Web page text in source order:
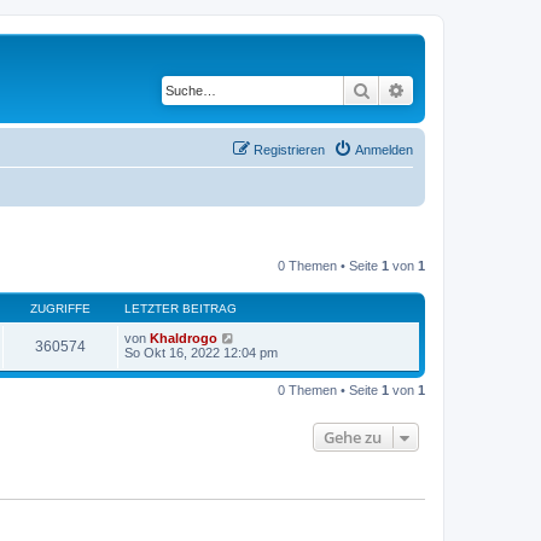
Suche
Anmelden
Registrieren
0 Themen • Seite 1 von 1
ZUGRIFFE LETZTER BEITRAG
360574 von Khaldrogo
So Okt 16, 2022 12:04 pm
0 Themen • Seite 1 von 1
Gehe zu